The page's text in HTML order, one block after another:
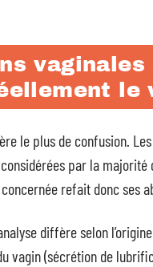
le
le plus de confusion.
par la
refait donc ses
diffère selon
vagin (sécrétion de